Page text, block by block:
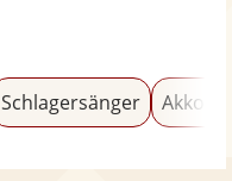
Schlagersänger